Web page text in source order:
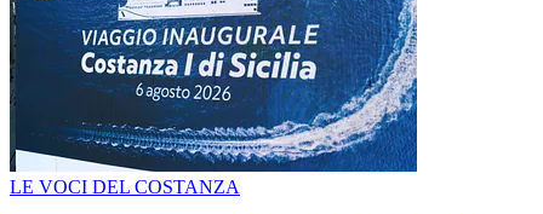
LE VOCI DEL COSTANZA